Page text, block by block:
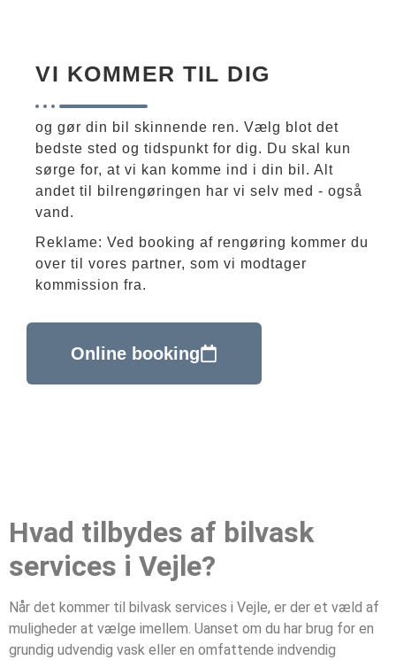
VI KOMMER TIL DIG
og gør din bil skinnende ren. Vælg blot det
bedste sted og tidspunkt for dig. Du skal kun
sørge for, at vi kan komme ind i din bil. Alt
andet til bilrengøringen har vi selv med - også
vand.
Reklame: Ved booking af rengøring kommer du
over til vores partner, som vi modtager
kommission fra.
Online booking
Hvad tilbydes af bilvask
services i Vejle?
Når det kommer til bilvask services i Vejle, er der et væld af
muligheder at vælge imellem. Uanset om du har brug for en
grundig udvendig vask eller en omfattende indvendig